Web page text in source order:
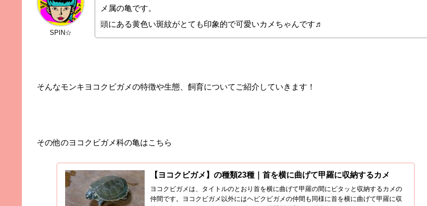
SPIN☆
メ属の亀です。
頭にある黄色い斑紋がとても印象的で可愛いカメちゃんです♬
そんなモンキヨコクビガメの特徴や生態、飼育についてご紹介していきます！
その他のヨコクビガメ科の亀はこちら
【ヨコクビガメ】の種類23種｜首を横に曲げて甲羅に収納するカメ
ヨコクビガメは、タイトルのとおり首を横に曲げて甲羅の間にピタッと収納するカメの
仲間です。ヨコクビガメ以外にはヘビクビガメの仲間も同様に首を横に曲げて甲羅に収